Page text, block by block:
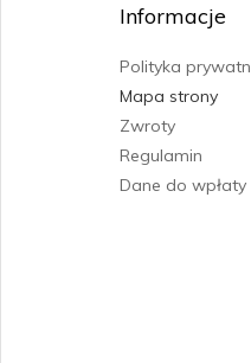
Informacje
Polityka
Mapa strony
Zwroty
Regulamin
Dane do wpłaty